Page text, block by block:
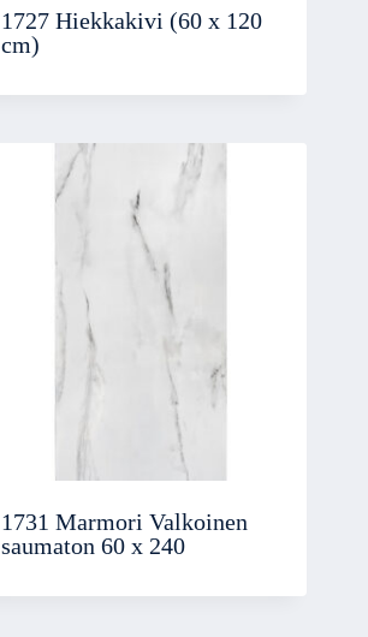
1727 Hiekkakivi (60 x 120
cm)
1731 Marmori Valkoinen
saumaton 60 x 240